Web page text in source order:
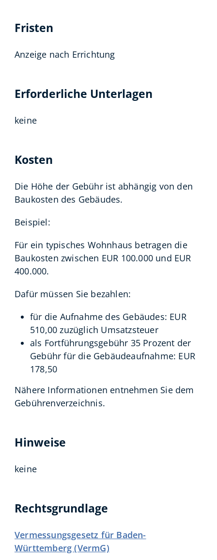
Fristen
Anzeige nach Errichtung
Erforderliche Unterlagen
keine
Kosten
Die Höhe der Gebühr ist abhängig von den
Baukosten des Gebäudes.
Beispiel:
Für ein typisches Wohnhaus betragen die
Baukosten zwischen EUR 100.000 und EUR
400.000.
Dafür müssen Sie bezahlen:
für die Aufnahme des Gebäudes: EUR
510,00 zuzüglich Umsatzsteuer
als Fortführungsgebühr 35 Prozent der
Gebühr für die Gebäudeaufnahme: EUR
178,50
Nähere Informationen entnehmen Sie dem
Gebührenverzeichnis.
Hinweise
keine
Rechtsgrundlage
Vermessungsgesetz für Baden-
Württemberg (VermG)